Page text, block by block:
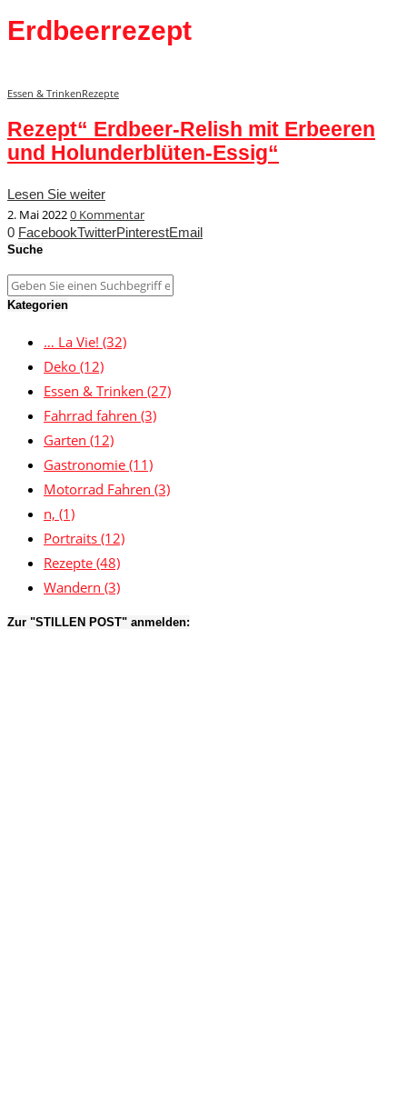
Erdbeerrezept
Essen & TrinkenRezepte
Rezept“ Erdbeer-Relish mit Erbeeren
und Holunderblüten-Essig“
Lesen Sie weiter
2. Mai 20220 Kommentar
0 FacebookTwitterPinterestEmail
Suche
Kategorien
… La Vie! (32)
Deko (12)
Essen & Trinken (27)
Fahrrad fahren (3)
Garten (12)
Gastronomie (11)
Motorrad Fahren (3)
n, (1)
Portraits (12)
Rezepte (48)
Wandern (3)
Zur "STILLEN POST" anmelden: